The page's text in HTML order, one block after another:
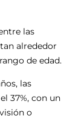
las
alrededor
de edad.
las
37%, con un
o